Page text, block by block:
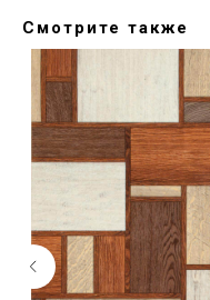
Смотрите также